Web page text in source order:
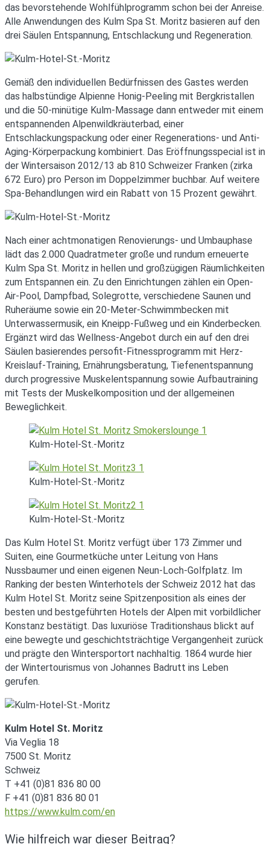
das bevorstehende Wohlfühlprogramm schon bei der Anreise.
Alle Anwendungen des Kulm Spa St. Moritz basieren auf den
drei Säulen Entspannung, Entschlackung und Regeneration.
Gemäß den individuellen Bedürfnissen des Gastes werden
das halbstündige Alpienne Honig-Peeling mit Bergkristallen
und die 50-minütige Kulm-Massage dann entweder mit einem
entspannenden Alpenwildkräuterbad, einer
Entschlackungspackung oder einer Regenerations- und Anti-
Aging-Körperpackung kombiniert. Das Eröffnungsspecial ist in
der Wintersaison 2012/13 ab 810 Schweizer Franken (zirka
672 Euro) pro Person im Doppelzimmer buchbar. Auf weitere
Spa-Behandlungen wird ein Rabatt von 15 Prozent gewährt.
Nach einer achtmonatigen Renovierungs- und Umbauphase
lädt das 2.000 Quadratmeter große und rundum erneuerte
Kulm Spa St. Moritz in hellen und großzügigen Räumlichkeiten
zum Entspannen ein. Zu den Einrichtungen zählen ein Open-
Air-Pool, Dampfbad, Solegrotte, verschiedene Saunen und
Ruheräume sowie ein 20-Meter-Schwimmbecken mit
Unterwassermusik, ein Kneipp-Fußweg und ein Kinderbecken.
Ergänzt wird das Wellness-Angebot durch ein auf den drei
Säulen basierendes persofit-Fitnessprogramm mit Herz-
Kreislauf-Training, Ernährungsberatung, Tiefenentspannung
durch progressive Muskelentspannung sowie Aufbautraining
mit Tests der Muskelkomposition und der allgemeinen
Beweglichkeit.
Kulm-Hotel-St.-Moritz
Kulm-Hotel-St.-Moritz
Kulm-Hotel-St.-Moritz
Das Kulm Hotel St. Moritz verfügt über 173 Zimmer und
Suiten, eine Gourmetküche unter Leitung von Hans
Nussbaumer und einen eigenen Neun-Loch-Golfplatz. Im
Ranking der besten Winterhotels der Schweiz 2012 hat das
Kulm Hotel St. Moritz seine Spitzenposition als eines der
besten und bestgeführten Hotels der Alpen mit vorbildlicher
Konstanz bestätigt. Das luxuriöse Traditionshaus blickt auf
eine bewegte und geschichtsträchtige Vergangenheit zurück
und prägte den Wintersportort nachhaltig. 1864 wurde hier
der Wintertourismus von Johannes Badrutt ins Leben
gerufen.
Kulm Hotel St. Moritz
Via Veglia 18
7500 St. Moritz
Schweiz
T +41 (0)81 836 80 00
F +41 (0)81 836 80 01
https://www.kulm.com/en
Wie hilfreich war dieser Beitrag?